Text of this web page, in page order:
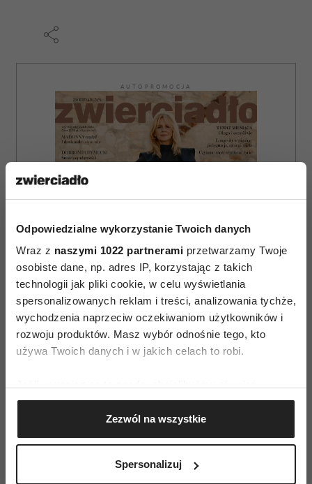
Odpowiedzialne wykorzystanie Twoich danych
Wraz z naszymi 1022 partnerami przetwarzamy Twoje
osobiste dane, np. adres IP, korzystając z takich
technologii jak pliki cookie, w celu wyświetlania
spersonalizowanych reklam i treści, analizowania tychże,
wychodzenia naprzeciw oczekiwaniom użytkowników i
rozwoju produktów. Masz wybór odnośnie tego, kto
używa Twoich danych i w jakich celach to robi.
Gromadzić dane dotyczące Twojej lokalizacji
geograficznej z dokładnością nawet do kilku metrów
Identyfikować Twoje urządzenie, aktywnie
(fingerprinting, czyli wirtualny odcisk palca)
Zezwól na wszystkie
Spersonalizuj
AUTOPROMOCJA
E-WYDANIE